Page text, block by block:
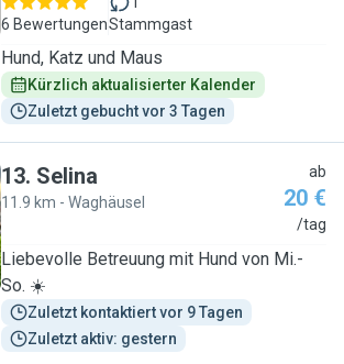
6 BewertungenStammgast
Hund, Katz und Maus
Kürzlich aktualisierter Kalender
Zuletzt gebucht vor 3 Tagen
13. Selina
11.9 km - Waghäusel
ab
20 €
/tag
Liebevolle Betreuung mit Hund von Mi.-
So. ☀️
Zuletzt kontaktiert vor 9 Tagen
Zuletzt aktiv: gestern